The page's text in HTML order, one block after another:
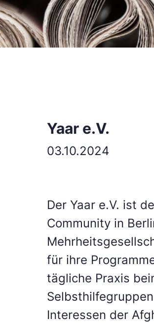
Yaar e.V.
03.10.2024
Der Yaar e.V. ist
Community in
für ihre
tägliche Praxis
Interessen der